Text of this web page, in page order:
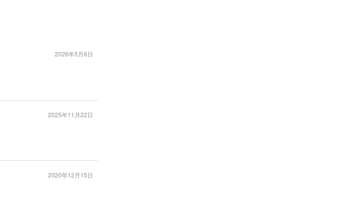
2026年5月6日
2025年11月22日
2020年12月15日